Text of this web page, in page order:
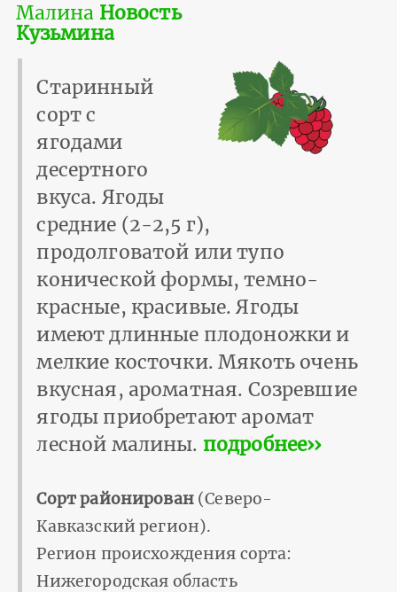
Малина Новость
Кузьмина
Старинный
сорт с
ягодами
десертного
вкуса. Ягоды
средние (2-2,5 г),
продолговатой или тупо
конической формы, темно-
красные, красивые. Ягоды
имеют длинные плодоножки и
мелкие косточки. Мякоть очень
вкусная, ароматная. Созревшие
ягоды приобретают аромат
лесной малины. подробнее››
Сорт районирован(Северо-
Кавказский регион).
Регион происхождения сорта:
Нижегородская область